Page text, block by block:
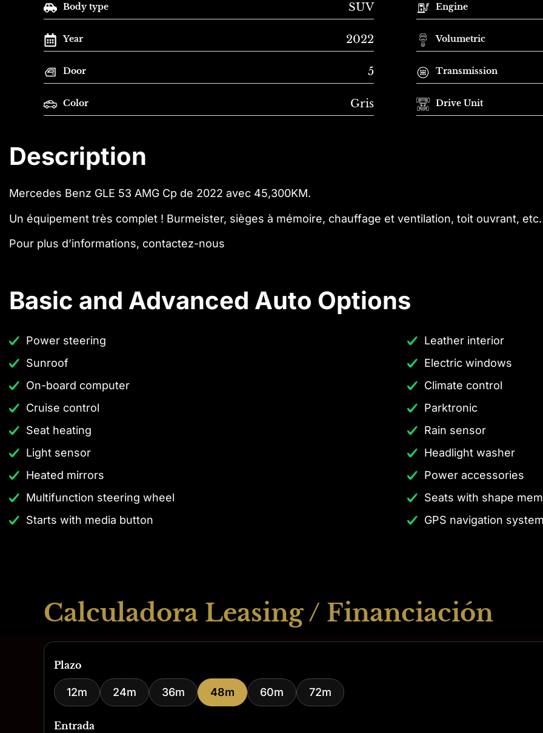
Body type SUV Engine
Year 2022 Volumetric
Door 5 Transmission
Color Gris Drive Unit
Description
Mercedes Benz GLE 53 AMG Cp de 2022 avec 45,300KM.
Un équipement très complet ! Burmeister, sièges à mémoire, chauffage et ventilation, toit ouvrant,
Pour plus d’informations, contactez-nous
Basic and Advanced Auto Options
Power steering
Leather interior
Sunroof
Electric windows
On-board computer
Climate control
Cruise control
Parktronic
Seat heating
Rain sensor
Light sensor
Headlight washer
Heated mirrors
Power accessories
Multifunction steering wheel
Seats with shape
Starts with media button
GPS navigation system
Calculadora Leasing / Financiación
Plazo
12m 24m 36m 48m 60m 72m
Entrada